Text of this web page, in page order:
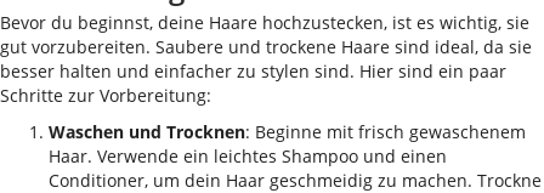
Bevor du beginnst, deine Haare hochzustecken, ist es wichtig, sie
gut vorzubereiten. Saubere und trockene Haare sind ideal, da sie
besser halten und einfacher zu stylen sind. Hier sind ein paar
Schritte zur Vorbereitung:
Waschen und Trocknen: Beginne mit frisch gewaschenem
Haar. Verwende ein leichtes Shampoo und einen
Conditioner, um dein Haar geschmeidig zu machen. Trockne